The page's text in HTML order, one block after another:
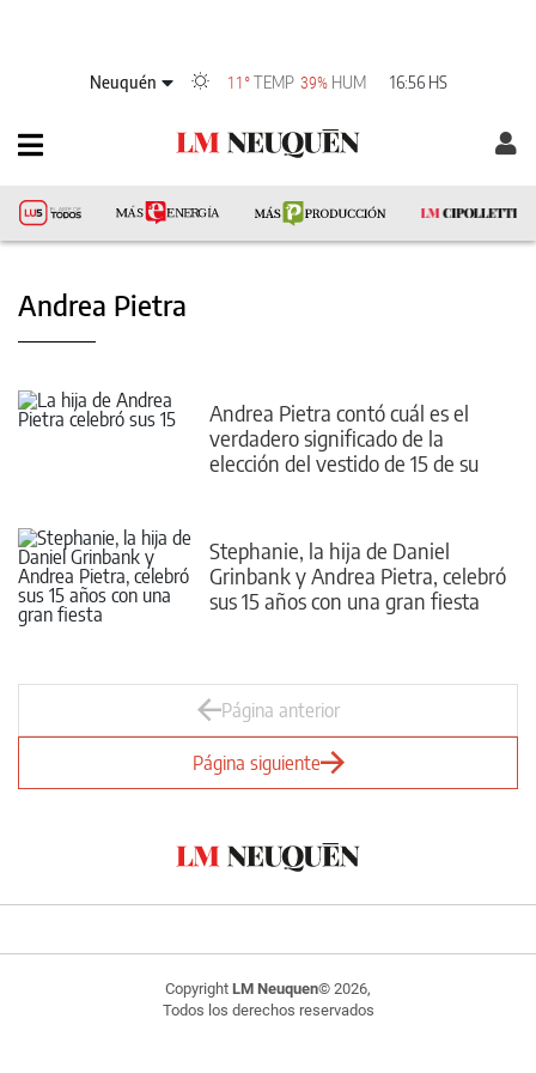
Neuquén 11° TEMP 39% HUM 16:56 HS
Andrea Pietra
Andrea Pietra contó cuál es el
verdadero significado de la
elección del vestido de 15 de su
Stephanie, la hija de Daniel
Grinbank y Andrea Pietra, celebró
sus 15 años con una gran fiesta
Página anterior
Página siguiente
Copyright LM Neuquen© 2026,
Todos los derechos reservados